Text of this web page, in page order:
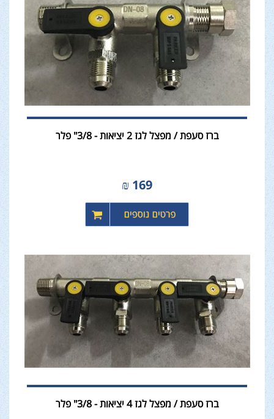
ברז סעפת / מפצל לגז 2 יציאות - 3/8" פלר
169
₪
ברז סעפת / מפצל לגז 4 יציאות - 3/8" פלר